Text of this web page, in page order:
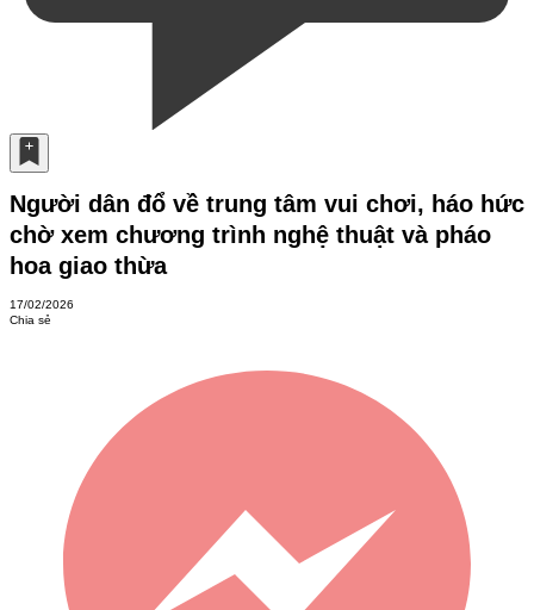
Người dân đổ về trung tâm vui chơi, háo hức
chờ xem chương trình nghệ thuật và pháo
hoa giao thừa
17/02/2026
Chia sẻ